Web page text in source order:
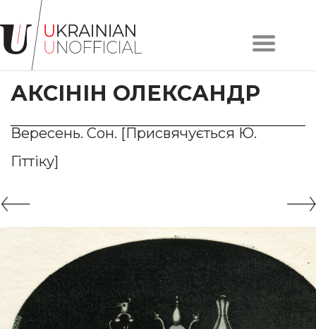
Головна
Про
проєкт
Художники
Твори
Колекції
#KYIV
#LVIV
АКСІНІН ОЛЕКСАНДР
Вересень. Сон. [Присвячується Ю.
Гіттіку]